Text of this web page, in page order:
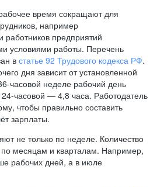
время сокращают для
например
работников предприятий
условиями работы. Перечень
в статье 92 Трудового кодекса РФ.
дня зависит от установленной
часовой неделе рабочий день
24-часовой — 4,8 часа. Работодатель
чтобы правильно составить
зарплаты.
не только по неделе. Количество
по месяцам и кварталам. Например,
рабочих дней, а в июле